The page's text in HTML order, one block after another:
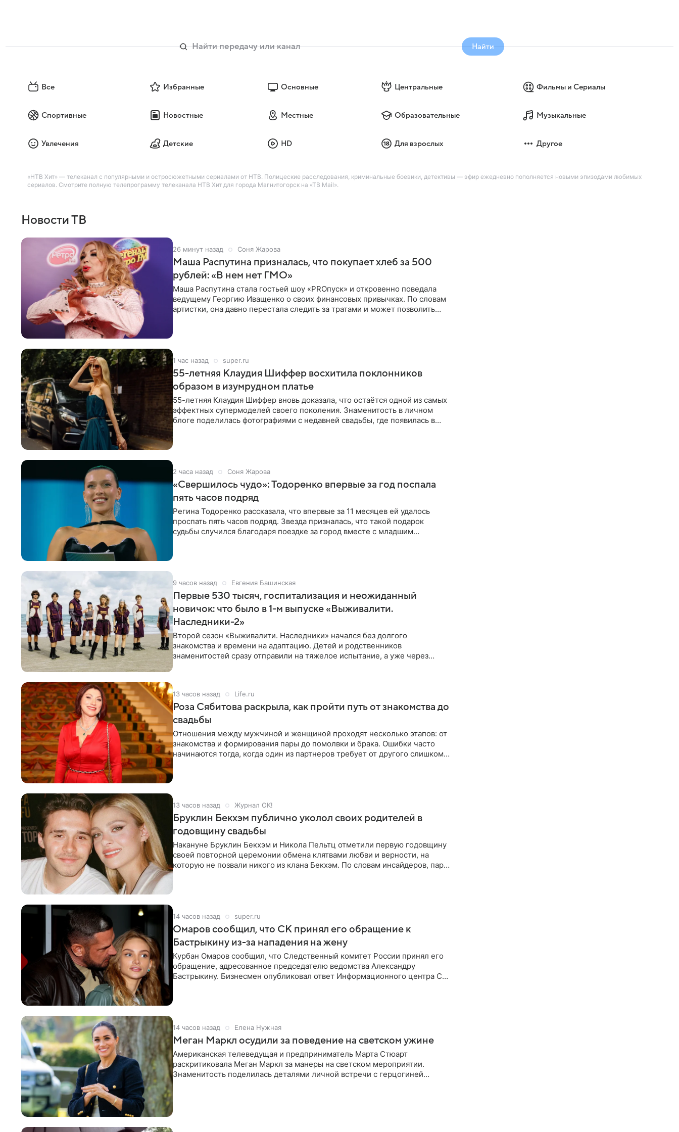
Найти
Все Избранные Основные Центральные Фильмы и Сериалы
Спортивные Новостные Местные Образовательные Музыкальные
Увлечения Детские HD Для взрослых Другое
«НТВ Хит» — телеканал с популярными и остросюжетными сериалами от НТВ. Полицеские расследования, криминальные боевики, детективы — эфир ежедневно пополняется новыми эпизодами любимых
сериалов. Смотрите полную телепрограмму телеканала НТВ Хит для города Магнитогорск на «ТВ Mail».
Новости ТВ
26 минут назад Соня Жарова
Маша Распутина призналась, что покупает хлеб за 500
рублей: «В нем нет ГМО»
Маша Распутина стала гостьей шоу «PROпуск» и откровенно поведала
ведущему Георгию Иващенко о своих финансовых привычках. По словам
артистки, она давно перестала следить за тратами и может позволить
1 час назад super.ru
55-летняя Клаудия Шиффер восхитила поклонников
образом в изумрудном платье
55-летняя Клаудия Шиффер вновь доказала, что остаётся одной из самых
эффектных супермоделей своего поколения. Знаменитость в личном
блоге поделилась фотографиями с недавней свадьбы, где появилась в
2 часа назад Соня Жарова
«Свершилось чудо»: Тодоренко впервые за год поспала
пять часов подряд
Регина Тодоренко рассказала, что впервые за 11 месяцев ей удалось
проспать пять часов подряд. Звезда призналась, что такой подарок
судьбы случился благодаря поездке за город вместе с младшим
9 часов назад Евгения Башинская
Первые 530 тысяч, госпитализация и неожиданный
новичок: что было в 1-м выпуске «Выживалити.
Наследники-2»
Второй сезон «Выживалити. Наследники» начался без долгого
знакомства и времени на адаптацию. Детей и родственников
знаменитостей сразу отправили на тяжелое испытание, а уже через
13 часов назад Life.ru
Роза Сябитова раскрыла, как пройти путь от знакомства до
свадьбы
Отношения между мужчиной и женщиной проходят несколько этапов: от
знакомства и формирования пары до помолвки и брака. Ошибки часто
начинаются тогда, когда один из партнеров требует от другого слишком
13 часов назад Журнал OK!
Бруклин Бекхэм публично уколол своих родителей в
годовщину свадьбы
Накануне Бруклин Бекхэм и Никола Пельтц отметили первую годовщину
своей повторной церемонии обмена клятвами любви и верности, на
которую не позвали никого из клана Бекхэм. По словам инсайдеров, пара
14 часов назад super.ru
Омаров сообщил, что СК принял его обращение к
Бастрыкину из-за нападения на жену
Курбан Омаров сообщил, что Следственный комитет России принял его
обращение, адресованное председателю ведомства Александру
Бастрыкину. Бизнесмен опубликовал ответ Информационного центра СК
14 часов назад Елена Нужная
Меган Маркл осудили за поведение на светском ужине
Американская телеведущая и предприниматель Марта Стюарт
раскритиковала Меган Маркл за манеры на светском мероприятии.
Знаменитость поделилась деталями личной встречи с герцогиней